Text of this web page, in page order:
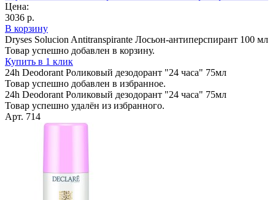
Цена:
3036 р.
В корзину
Dryses Solucion Antitranspirante Лосьон-антиперспирант 100 мл
Товар успешно добавлен в корзину.
Купить в 1 клик
24h Deodorant Роликовый дезодорант "24 часа" 75мл
Товар успешно добавлен в избранное.
24h Deodorant Роликовый дезодорант "24 часа" 75мл
Товар успешно удалён из избранного.
Арт. 714